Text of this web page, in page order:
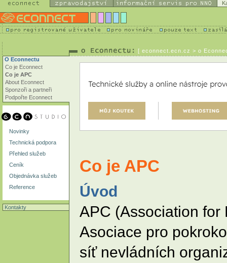
[ econnect.ecn.cz > o
O Econnectu
Co je Econnect
Co je APC
About Econnect
Sponzoři a partneři
Podpořte Econnect
Novinky
Technická podpora
Přehled služeb
Ceník
Objednávka služeb
Reference
Kontakty
Co je APC
Úvod
APC (Association
Asociace pro
síť nevládních